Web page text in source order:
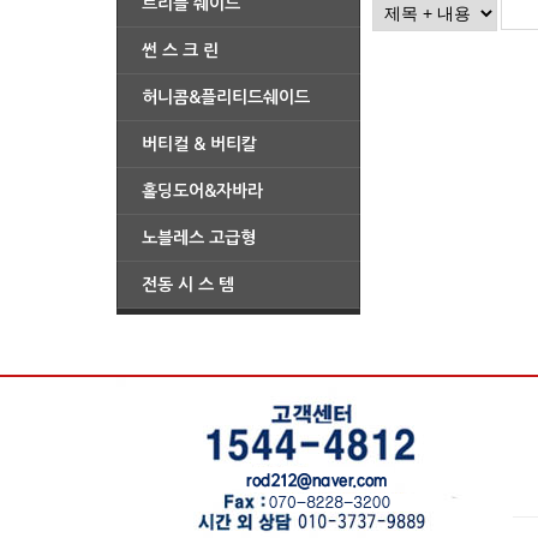
트리플 쉐이드
썬 스 크 린
허니콤&플리티드쉐이드
버티컬 & 버티칼
홀딩도어&자바라
노블레스 고급형
전동 시 스 템